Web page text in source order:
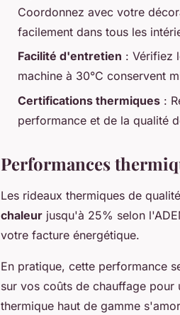
Coordonnez avec votre
facilement dans tous les
Facilité d'entretien : Vérifiez
machine à 30°C conservent
Certifications thermiques :
performance et de la qualité
Performances
Les rideaux thermiques de
chaleur jusqu'à 25% selon
votre facture énergétique.
En pratique, cette performance
sur vos coûts de chauffage pour
thermique haut de gamme